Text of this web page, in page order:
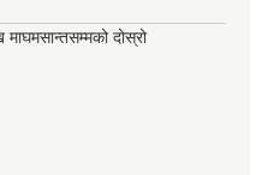
दोस्रो